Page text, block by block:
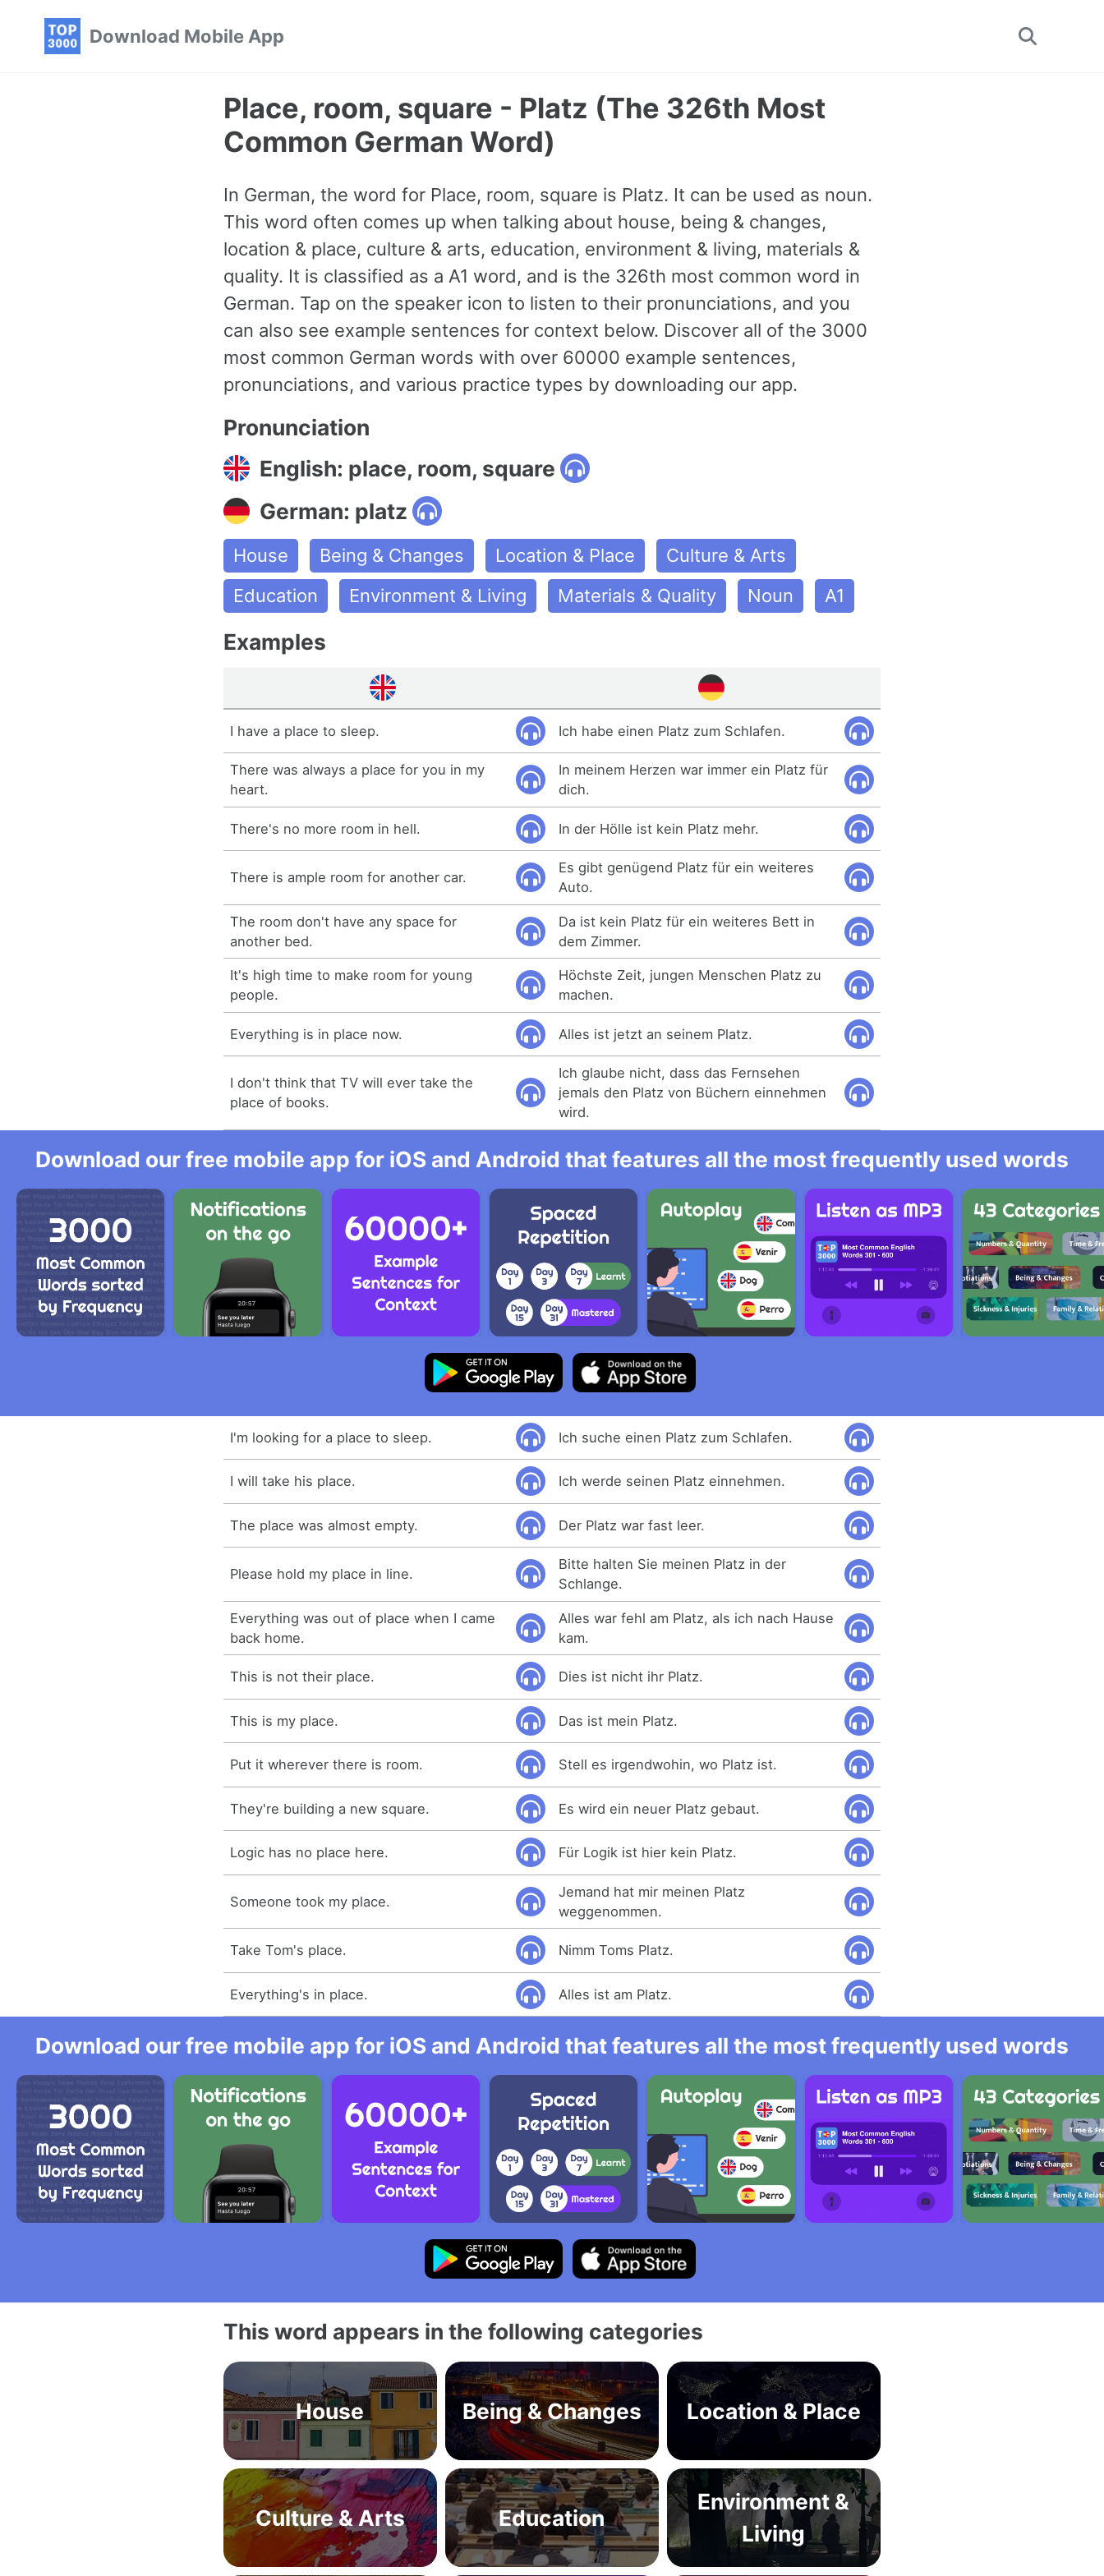
Download Mobile App
Toggle
Place, room, square - Platz (The 326th Most
Common German Word)
In German, the word for Place, room, square is Platz. It can be used as noun.
This word often comes up when talking about house, being & changes,
location & place, culture & arts, education, environment & living, materials &
quality. It is classified as a A1 word, and is the 326th most common word in
German. Tap on the speaker icon to listen to their pronunciations, and you
can also see example sentences for context below. Discover all of the 3000
most common German words with over 60000 example sentences,
pronunciations, and various practice types by downloading our app.
Pronunciation
English: place, room, square
German: platz
House Being & Changes Location & Place
Culture & Arts
Education
Environment & Living Materials & Quality Noun A1
Examples
I have a place to sleep. Ich habe einen Platz zum Schlafen.
There was always a place for you in my
heart.
In meinem Herzen war immer ein Platz für
dich.
There's no more room in hell. In der Hölle ist kein Platz mehr.
There is ample room for another car.
Es gibt genügend Platz für ein weiteres
Auto.
The room don't have any space for
another bed.
Da ist kein Platz für ein weiteres Bett in
dem Zimmer.
It's high time to make room for young
people.
Höchste Zeit, jungen Menschen Platz zu
machen.
Everything is in place now. Alles ist jetzt an seinem Platz.
I don't think that TV will ever take the
place of books.
Ich glaube nicht, dass das Fernsehen
jemals den Platz von Büchern einnehmen
wird.
Download our free mobile app for iOS and Android that features all the most frequently used words
I'm looking for a place to sleep. Ich suche einen Platz zum Schlafen.
I will take his place. Ich werde seinen Platz einnehmen.
The place was almost empty. Der Platz war fast leer.
Please hold my place in line.
Bitte halten Sie meinen Platz in der
Schlange.
Everything was out of place when I came
back home.
Alles war fehl am Platz, als ich nach Hause
kam.
This is not their place. Dies ist nicht ihr Platz.
This is my place. Das ist mein Platz.
Put it wherever there is room. Stell es irgendwohin, wo Platz ist.
They're building a new square. Es wird ein neuer Platz gebaut.
Logic has no place here. Für Logik ist hier kein Platz.
Someone took my place.
Jemand hat mir meinen Platz
weggenommen.
Take Tom's place. Nimm Toms Platz.
Everything's in place. Alles ist am Platz.
Download our free mobile app for iOS and Android that features all the most frequently used words
This word appears in the following categories
House Being & Changes Location & Place
Culture & Arts Education
Environment &
Living